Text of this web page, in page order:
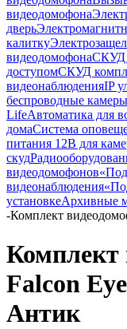
видеодомофона
дверь
калитку
видеодомофонаСКУД
доступомСКУД
видеонаблюденияIP
беспроводные
LifeАвтоматика для
домаCистема
питания 12В для
скуд
видеодомофонов
видеонаблюдения
установкеАрхивные
-Комплект
Комплект
Falcon
Антик